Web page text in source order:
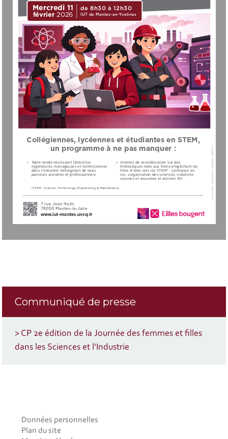
Collégiennes, lycéennes et étudiantes en STEM,
un programme à ne pas manquer :
www.iut-mantes.uvsq.fr
Mercredi 11
février 2026
de 8h30 à 12h30
IUT de Mantes-en-Yvelines
•
Table ronde réunissant Directrice,
ingénieures, manageuses et techniciennes
dans l’Industrie témoignant de leurs
parcours scolaires et professionnels
*STEM : Science, Technology, Engineering & Mathematics
7 rue Jean Hoët,
78200 Mantes-la-Jolie
UVSQ - Dircom - Janvier 2026 - © Illustration : Création IA
•
Ateliers de sensibilisation sur des
thématiques liées aux freins empêchant les
filles d’aller vers les STEM* : confiance en
soi, vulgarisation des sciences, violences
sexistes et sexuelles et ateliers RH
Communiqué de presse
> CP 2e édition de la Journée des femmes et filles
dans les Sciences et l'Industrie
Données personnelles
Plan du site